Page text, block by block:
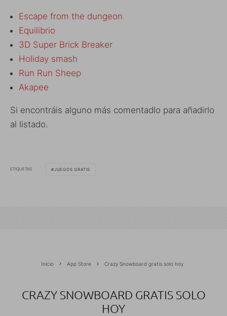
Escape from the dungeon
Equilibrio
3D Super Brick Breaker
Holiday smash
Run Run Sheep
Akapee
Si encontráis alguno más comentadlo para añadirlo
al listado.
ETIQUETAS JUEGOS GRATIS
Inicio App Store Crazy Snowboard gratis solo hoy
CRAZY SNOWBOARD GRATIS SOLO
HOY